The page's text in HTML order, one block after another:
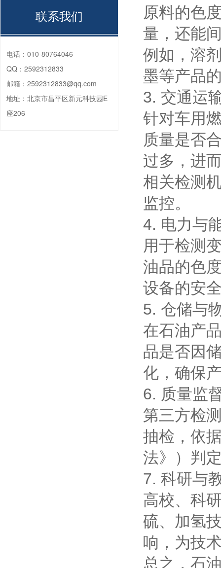
原料的色
量，还能
例如，溶
墨等产品
3. 交通运
针对车用
质量是否
过多，进
相关检测
监控。
4. 电力与
用于检测
油品的色
设备的安
5. 仓储与
在石油产
品是否因
化，确保
6. 质量监
第三方检
抽检，依
法》）判
7. 科研与
高校、科
硫、加氢
响，为技
总之，石
联系我们
电话： 010-80764046
QQ： 2592312833
邮箱： 2592312833@qq.com
地址： 北京市昌平区新元科技园E
座206